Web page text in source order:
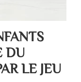
DU
LE JEU